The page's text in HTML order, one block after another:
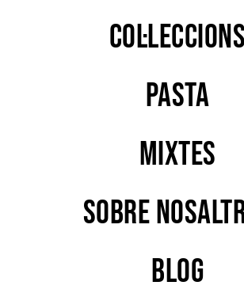
Col·leccions
PASTA
MIXTES
Sobre
Blog